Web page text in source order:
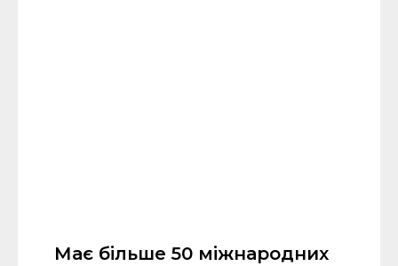
Має більше 50 міжнародних